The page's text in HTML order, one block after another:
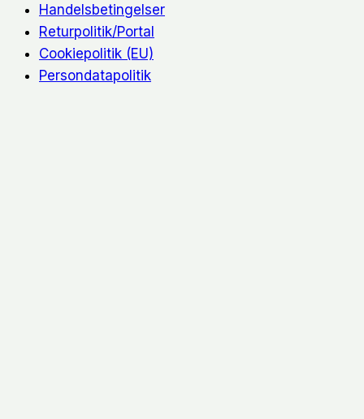
Handelsbetingelser
Returpolitik/Portal
Cookiepolitik (EU)
Persondatapolitik